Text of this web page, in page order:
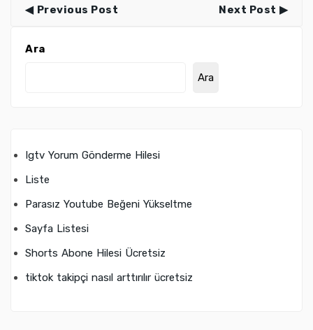
Previous Post Next Post
Ara
Ara
Igtv Yorum Gönderme Hilesi
Liste
Parasız Youtube Beğeni Yükseltme
Sayfa Listesi
Shorts Abone Hilesi Ücretsiz
tiktok takipçi nasıl arttırılır ücretsiz